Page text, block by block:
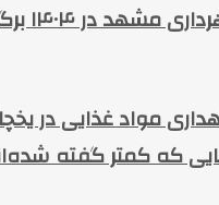
در ۱۴۰۴ برگزار میشود ؟
مواد غذایی در
که کمتر گفته